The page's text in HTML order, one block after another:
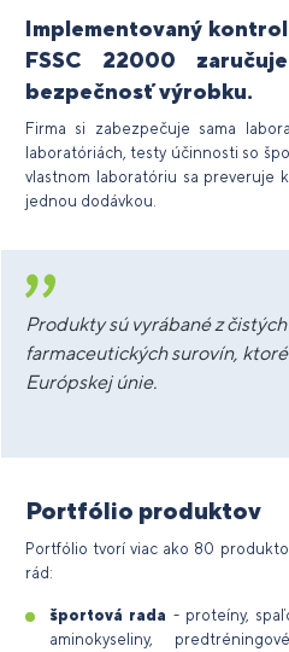
Implementovaný
FSSC 22000
bezpečnosť výrobku.
Firma si zabezpečuje sama
laboratóriách, testy účinnosti so
vlastnom laboratóriu sa preveruje
jednou dodávkou.
Produkty sú vyrábané z
farmaceutických surovín,
Európskej únie.
Portfólio produktov
Portfólio tvorí viac ako 80
rád:
športová rada - proteíny,
aminokyseliny,